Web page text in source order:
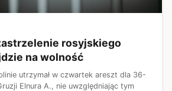
rosyjskiego
na wolność
utrzymał w czwartek areszt dla 36-
Elnura A., nie uwzględniając tym